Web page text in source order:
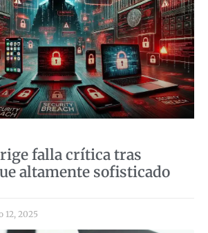
falla crítica tras
altamente sofisticado
12, 2025